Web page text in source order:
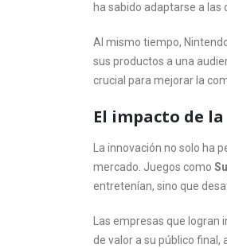
ha sabido adaptarse a
Al mismo tiempo,
sus productos a una
crucial para mejorar la
El impacto de
La innovación no solo ha
mercado. Juegos como
entretenían, sino que
Las empresas que logran
de valor a su público